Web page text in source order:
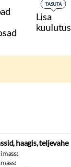
Lisa
kuulutus
TASUTA
haagis, teljevahe